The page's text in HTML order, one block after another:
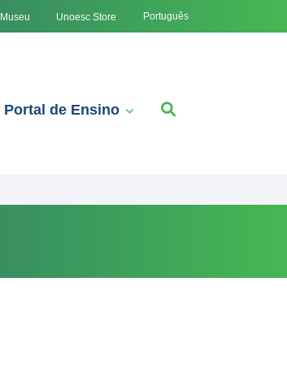
Museu Unoesc Store Português
Portal de Ensino